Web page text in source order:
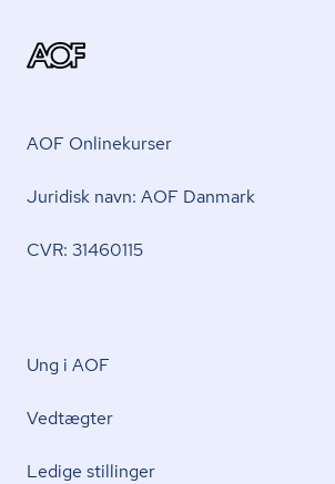
AOF Onlinekurser
Juridisk navn: AOF Danmark
CVR: 31460115
Ung i AOF
Vedtægter
Ledige stillinger